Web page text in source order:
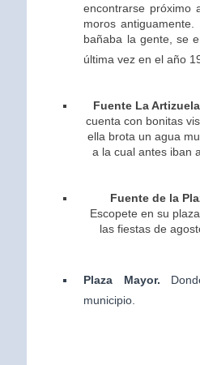
encontrarse próximo
moros
bañaba la gente, se
última vez en el año
Fuente La
cuenta con bonitas
ella brota un agua
a la cual antes iban
Fuente de la
Escopete en su
las fiestas de
Plaza Mayor.
municipio.